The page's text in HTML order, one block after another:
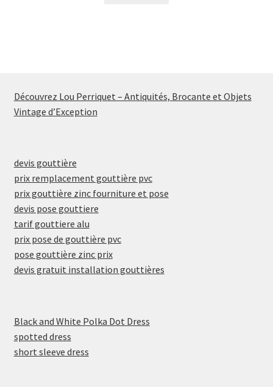
Découvrez Lou Perriquet – Antiquités, Brocante et Objets
Vintage d’Exception
devis gouttière
prix remplacement gouttière pvc
prix gouttière zinc fourniture et pose
devis pose gouttiere
tarif gouttiere alu
prix pose de gouttière pvc
pose gouttière zinc prix
devis gratuit installation gouttières
Black and White Polka Dot Dress
spotted dress
short sleeve dress